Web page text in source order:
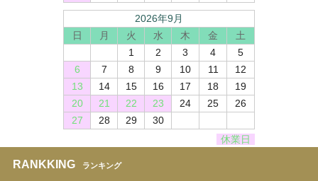
2026年9月
日
月 火 水 木 金
土
1
2 3 4
5
6
7 8 9 10 11
12
13
14 15 16 17 18
19
20
21 22 23 24 25
26
27
28 29
30
休業日
RANKKING ランキング